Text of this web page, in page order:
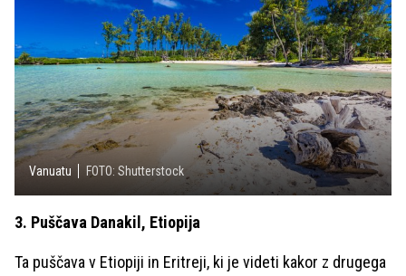
Vanuatu FOTO: Shutterstock
3. Puščava Danakil, Etiopija
Ta puščava v Etiopiji in Eritreji, ki je videti kakor z drugega